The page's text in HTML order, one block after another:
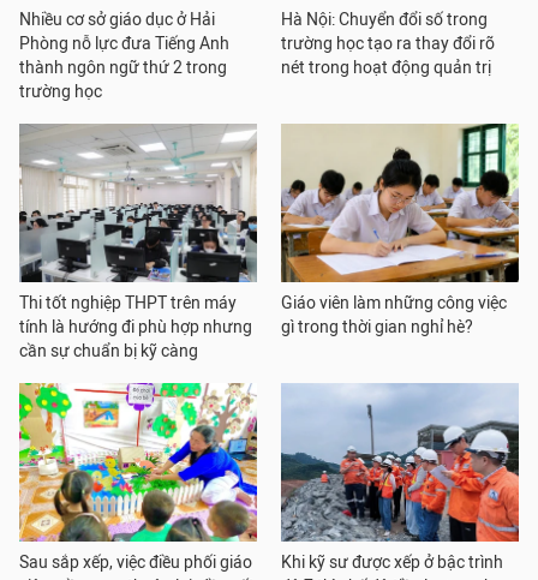
Nhiều cơ sở giáo dục ở Hải
Phòng nỗ lực đưa Tiếng Anh
thành ngôn ngữ thứ 2 trong
trường học
Hà Nội: Chuyển đổi số trong
trường học tạo ra thay đổi rõ
nét trong hoạt động quản trị
Thi tốt nghiệp THPT trên máy
tính là hướng đi phù hợp nhưng
cần sự chuẩn bị kỹ càng
Giáo viên làm những công việc
gì trong thời gian nghỉ hè?
Sau sắp xếp, việc điều phối giáo
Khi kỹ sư được xếp ở bậc trình